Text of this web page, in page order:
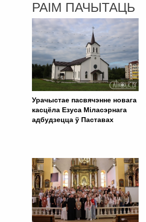
РАІМ ПАЧЫТАЦЬ
Урачыстае пасвячэнне новага
касцёла Езуса Міласэрнага
адбудзецца ў Паставах